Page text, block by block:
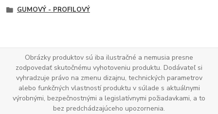
GUMOVÝ - PROFILOVÝ
Obrázky produktov sú iba ilustračné a nemusia presne
zodpovedať skutočnému vyhotoveniu produktu. Dodávateľ si
vyhradzuje právo na zmenu dizajnu, technických parametrov
alebo funkčných vlastností produktu v súlade s aktuálnymi
výrobnými, bezpečnostnými a legislatívnymi požiadavkami, a to
bez predchádzajúceho upozornenia.